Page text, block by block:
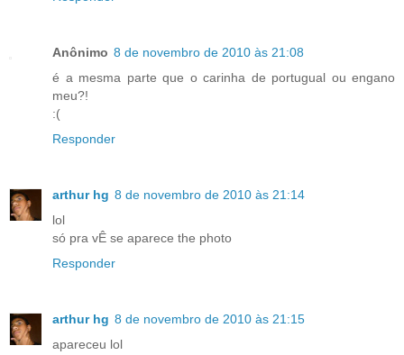
Anônimo 8 de novembro de 2010 às 21:08
é a mesma parte que o carinha de portugual ou engano
meu?!
:(
Responder
arthur hg 8 de novembro de 2010 às 21:14
lol
só pra vÊ se aparece the photo
Responder
arthur hg 8 de novembro de 2010 às 21:15
apareceu lol